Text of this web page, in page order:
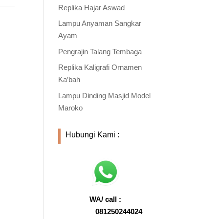
Replika Hajar Aswad
Lampu Anyaman Sangkar
Ayam
Pengrajin Talang Tembaga
Replika Kaligrafi Ornamen
Ka’bah
Lampu Dinding Masjid Model
Maroko
Hubungi Kami :
WA/ call :
081250244024